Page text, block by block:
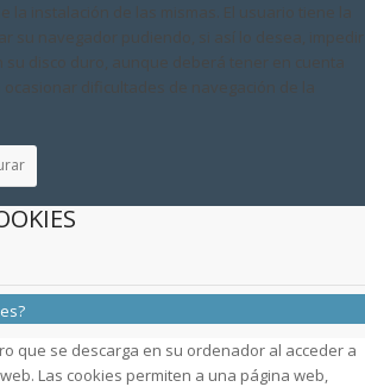
la instalación de las mismas. El usuario tiene la
su navegador pudiendo, si así lo desea, impedir
disco duro, aunque deberá tener en cuenta
dificultades de navegación de la
que se descarga en su ordenador al acceder a
Las cookies permiten a una página web,